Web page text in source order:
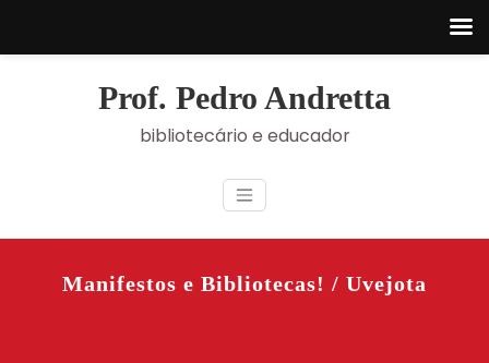
Prof. Pedro Andretta
bibliotecário e educador
Manifestos e Bibliotecas! / Uvejota